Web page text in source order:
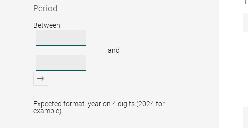
Period
Period
Between
and
Expected format: year on 4 digits (2024 for
example).